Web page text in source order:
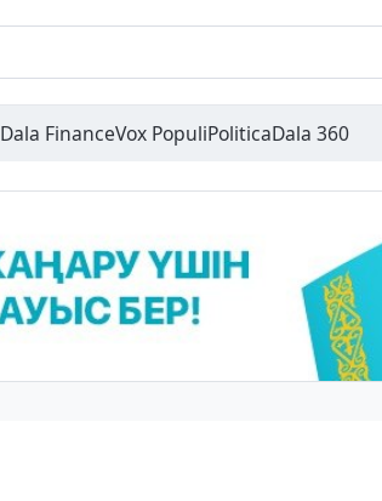
Dala 360
Politica
Vox Populi
Dala Finance